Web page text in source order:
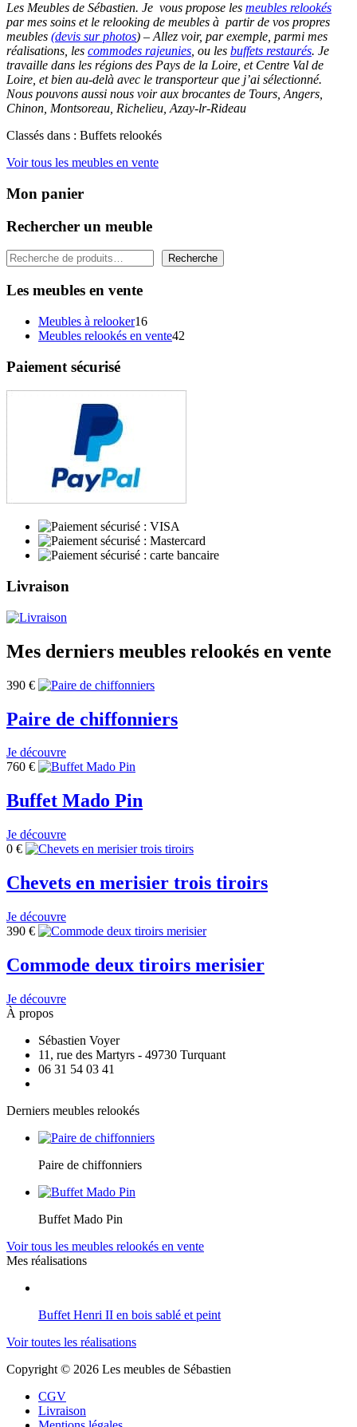
Les Meubles de Sébastien. Je vous propose les meubles relookés
par mes soins et le relooking de meubles à partir de vos propres
meubles (devis sur photos) – Allez voir, par exemple, parmi mes
réalisations, les commodes rajeunies , ou les buffets restaurés. Je
travaille dans les régions des Pays de la Loire, et Centre Val de
Loire, et bien au-delà avec le transporteur que j’ai sélectionné.
Nous pouvons aussi nous voir aux brocantes de Tours, Angers,
Chinon, Montsoreau, Richelieu, Azay-lr-Rideau
Classés dans : Buffets relookés
Voir tous les meubles en vente
Mon panier
Rechercher un meuble
Rechercher Recherche
Les meubles en vente
Meubles à relooker1616
produits
Meubles relookés en vente42
Paiement sécurisé
Livraison
Mes derniers meubles relookés en vente
390 €
Paire de chiffonniers
Je découvre
760 €
Buffet Mado Pin
Je découvre
0 €
Chevets en merisier trois tiroirs
Je découvre
390 €
Commode deux tiroirs merisier
Je découvre
À propos
Sébastien Voyer
11, rue des Martyrs - 49730 Turquant
06 31 54 03 41
Derniers meubles relookés
Paire de chiffonniers
Buffet Mado Pin
Voir tous les meubles relookés en vente
Mes réalisations
Buffet Henri II en bois sablé et peint
Voir toutes les réalisations
Copyright © 2026 Les meubles de Sébastien
CGV
Livraison